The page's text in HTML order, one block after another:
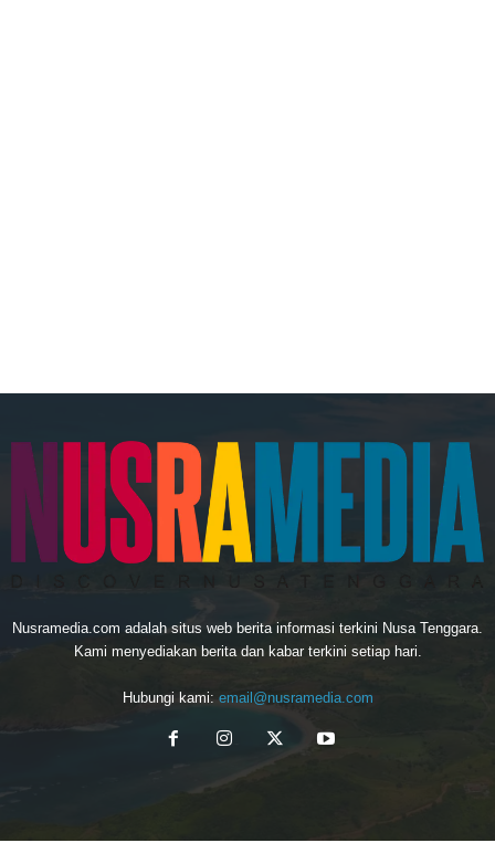
Nusramedia.com adalah situs web berita informasi terkini Nusa Tenggara.
Kami menyediakan berita dan kabar terkini setiap hari.
Hubungi kami: email@nusramedia.com